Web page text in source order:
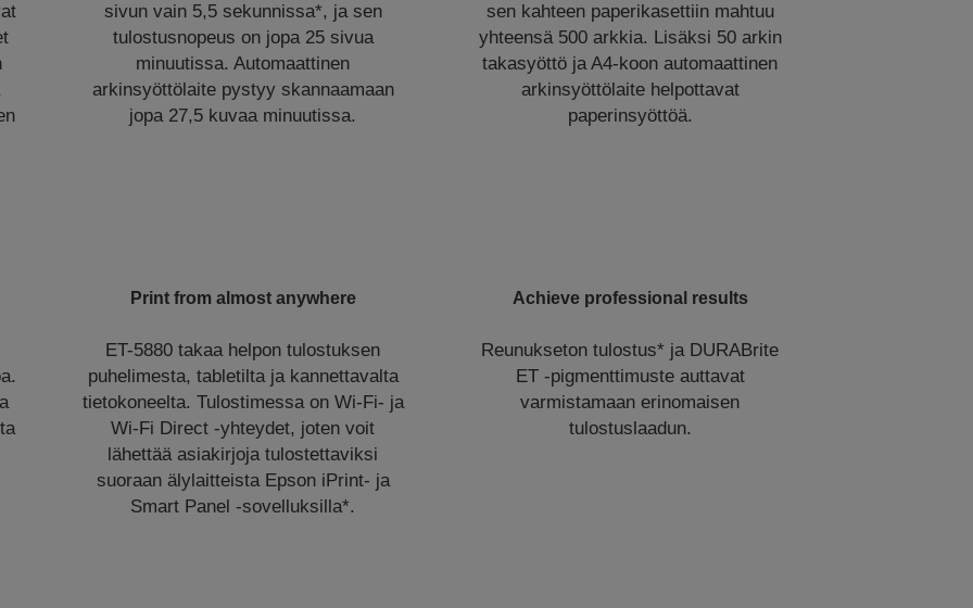
sivun vain 5,5 sekunnissa*, ja sen
tulostusnopeus on jopa 25 sivua
minuutissa. Automaattinen
arkinsyöttölaite pystyy skannaamaan
jopa 27,5 kuvaa minuutissa.
sen kahteen paperikasettiin mahtuu
yhteensä 500 arkkia. Lisäksi 50 arkin
takasyöttö ja A4-koon automaattinen
arkinsyöttölaite helpottavat
paperinsyöttöä.
Print from almost anywhere
ET-5880 takaa helpon tulostuksen
puhelimesta, tabletilta ja kannettavalta
tietokoneelta. Tulostimessa on Wi-Fi- ja
Wi-Fi Direct -yhteydet, joten voit
lähettää asiakirjoja tulostettaviksi
suoraan älylaitteista Epson iPrint- ja
Smart Panel -sovelluksilla*.
Achieve professional results
Reunukseton tulostus* ja DURABrite
ET ‑pigmenttimuste auttavat
varmistamaan erinomaisen
tulostuslaadun.